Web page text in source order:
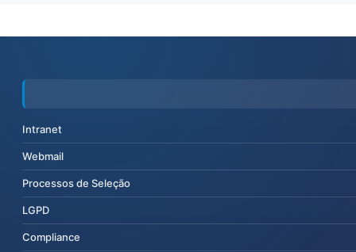
Intranet
Webmail
Processos de Seleção
LGPD
Compliance